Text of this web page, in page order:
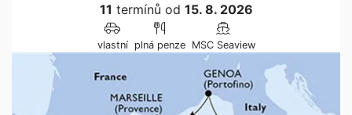
11 termínů od 15. 8. 2026
vlastní plná penze MSC Seaview